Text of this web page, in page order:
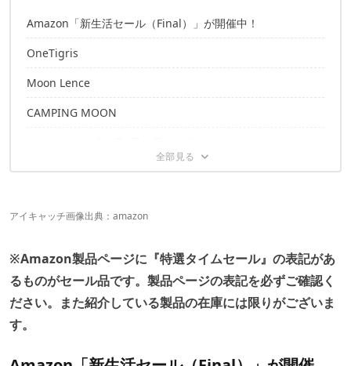
Amazon「新生活セール（Final）」が開催中！
OneTigris
Moon Lence
CAMPING MOON
アイキャッチ画像出典： amazon
※Amazon製品ページに『特選タイムセール』の表記があ
るものがセール品です。製品ページの表記を必ずご確認く
ださい。また紹介している製品の在庫には限りがございま
す。